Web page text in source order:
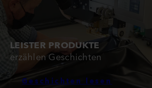
LEISTER PRODUKTE
erzählen Geschichten
Geschichten lesen